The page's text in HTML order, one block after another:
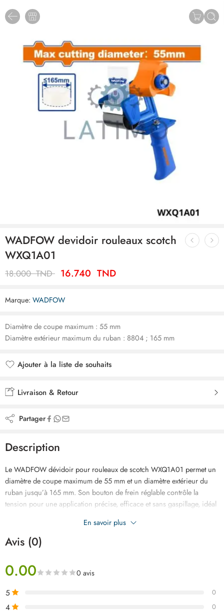
WADFOW devidoir rouleaux scotch
WXQ1A01
18.000TND 16.740 TND
Marque: WADFOW
Diamètre de coupe maximum : 55 mm
Diamètre extérieur maximum du ruban : 8804 ; 165 mm
Ajouter à la liste de souhaits
Livraison & Retour
Partager
Description
Le WADFOW dévidoir pour rouleaux de scotch WXQ1A01 permet un
diamètre de coupe maximum de 55 mm et un diamètre extérieur du
ruban jusqu’à 165 mm. Son bouton de frein réglable contrôle la
tension pour une application précise, efficace et sans gaspillage, idéal
facilite l’insertion d’un nouveau rouleau de ruban adhésif.
En savoir plus
Avis (0)
0.00 0 avis
5 0
4 0